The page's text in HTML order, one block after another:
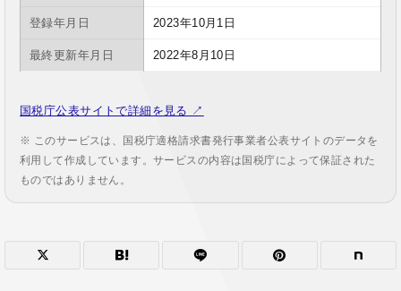
登録年月日 2023年10月1日
最終更新年月日 2022年8月10日
国税庁公表サイトで詳細を見る ↗
※ このサービスは、国税庁適格請求書発行事業者公表サイトのデータを
利用して作成しています。サービスの内容は国税庁によって保証された
ものではありません。